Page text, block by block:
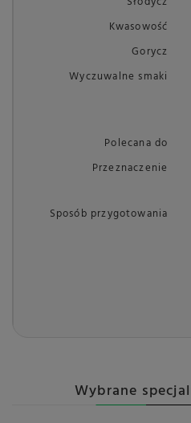
Kwasowość
Gorycz
Wyczuwalne smaki
Polecana do
Przeznaczenie
Sposób przygotowania
Wybrane